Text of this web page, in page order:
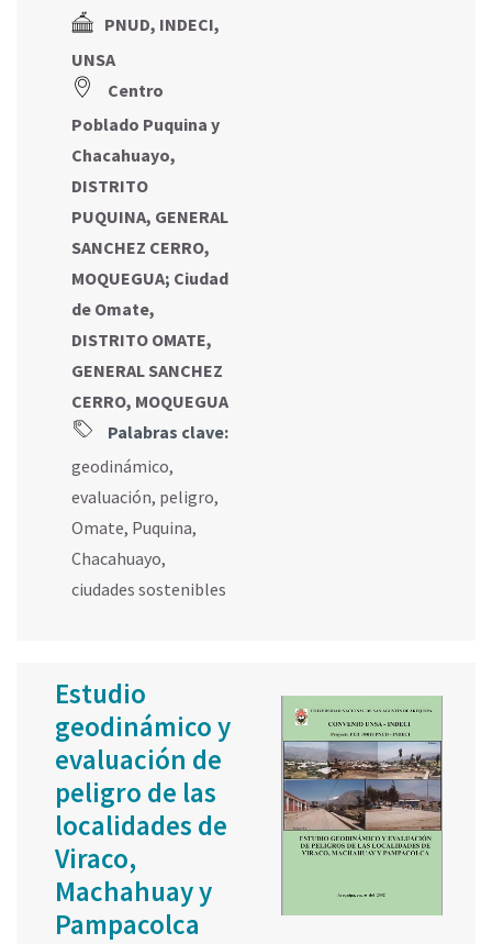
PNUD, INDECI,
UNSA
Centro
Poblado Puquina y
Chacahuayo,
DISTRITO
PUQUINA, GENERAL
SANCHEZ CERRO,
MOQUEGUA; Ciudad
de Omate,
DISTRITO OMATE,
GENERAL SANCHEZ
CERRO, MOQUEGUA
Palabras clave:
geodinámico,
evaluación, peligro,
Omate, Puquina,
Chacahuayo,
ciudades sostenibles
Estudio
geodinámico y
evaluación de
peligro de las
localidades de
Viraco,
Machahuay y
Pampacolca